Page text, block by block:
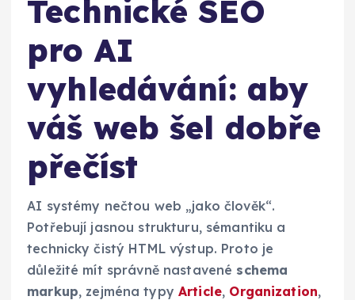
Technické SEO
pro AI
vyhledávání: aby
váš web šel dobře
přečíst
AI systémy nečtou web „jako člověk“.
Potřebují jasnou strukturu, sémantiku a
technicky čistý HTML výstup. Proto je
důležité mít správně nastavené schema
markup, zejména typyArticle, Organization,